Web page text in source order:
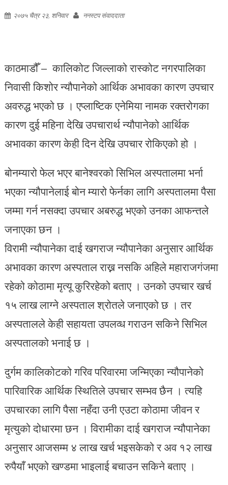
२०७५ चैत्र २३, शनिवार ननस्टप संवाददाता
काठमाडौँ – कालिकोट जिल्लाको रास्कोट नगरपालिका
निवासी किशोर न्यौपानेको आर्थिक अभावका कारण उपचार
अवरुद्ध भएको छ । एप्लाष्टिक एनेमिया नामक रक्तरोगका
कारण दुई महिना देखि उपचारार्थ न्यौपानेको आर्थिक
अभावका कारण केही दिन देखि उपचार रोकिएको हो ।
बोनम्यारो फेल भएर बानेश्वरको सिभिल अस्पतालमा भर्ना
भएका न्यौपानेलाई बोन म्यारो फेर्नका लागि अस्पतालमा पैसा
जम्मा गर्न नसक्दा उपचार अबरुद्ध भएको उनका आफन्तले
जनाएका छन ।
विरामी न्यौपानेका दाई खगराज न्यौपानेका अनुसार आर्थिक
अभावका कारण अस्पताल राख्न नसकि अहिले महाराजगंजमा
रहेको कोठामा मृत्यू कुरिरहेको बताए । उनको उपचार खर्च
१५ लाख लाग्ने अस्पताल श्रोतले जनाएको छ । तर
अस्पतालले केही सहायता उपलव्ध गराउन सकिने सिभिल
अस्पतालको भनाई छ ।
दुर्गम कालिकोटको गरिव परिवारमा जन्मिएका न्यौपानेको
पारिवारिक आर्थिक स्थितिले उपचार सम्भव छैन । त्यहि
उपचारका लागि पैसा नहँदा उनी एउटा कोठामा जीवन र
मृत्युको दोधारमा छन । विरामीका दाई खगराज न्यौपानेका
अनुसार आजसम्म ४ लाख खर्च भइसकेको र अव १२ लाख
रुपैयाँ भएको खण्डमा भाइलाई बचाउन सकिने बताए ।